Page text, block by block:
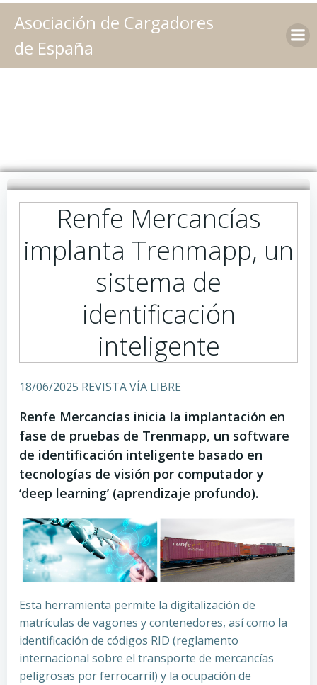
Saltar
al
Asociación de Cargadores
de España
Renfe Mercancías
implanta Trenmapp, un
sistema de
identificación
inteligente
18/06/2025 REVISTA VÍA LIBRE
Renfe Mercancías inicia la implantación en
fase de pruebas de Trenmapp, un software
de identificación inteligente basado en
tecnologías de visión por computador y
‘deep learning’ (aprendizaje profundo).
Esta herramienta permite la digitalización de
matrículas de vagones y contenedores, así como la
identificación de códigos RID (reglamento
internacional sobre el transporte de mercancías
peligrosas por ferrocarril) y la ocupación de